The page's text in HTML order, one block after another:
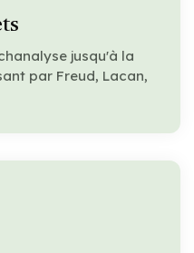
jusqu'à la
par Freud, Lacan,